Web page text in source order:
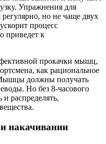
Упражнения для
но не чаще двух
процесс
приведет к
прокачки мышц,
как рациональное
должны получать
Но без 8-часового
распределять,
накачивании